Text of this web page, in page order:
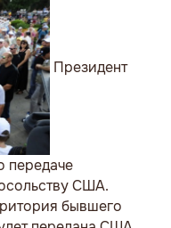
Президент
передаче
США.
бывшего